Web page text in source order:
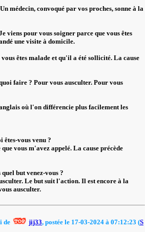
médecin, convoqué par vos proches, sonne à la
viens pour vous soigner parce que vous êtes
une visite à domicile.
êtes malade et qu'il a été sollicité. La cause
faire ? Pour vous ausculter. Pour vous
où l'on différencie plus facilement les
vous venu ?
vous m'avez appelé. La cause précède
but venez-vous ?
Le but suit l'action. Il est encore à la
ausculter.
de jij33, postée le 17-03-2024 à 07:12:23 (S